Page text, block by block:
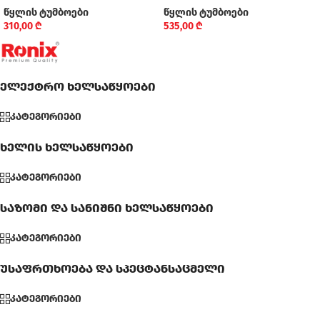
წყლის ტუმბოები
310,00₾
წყლის ტუმბოები
535,00₾
ელექტრო ხელსაწყოები
კატეგორიები
ხელის ხელსაწყოები
კატეგორიები
საზომი და სანიშნი ხელსაწყოები
კატეგორიები
უსაფრთხოება და სპეცტანსაცმელი
კატეგორიები